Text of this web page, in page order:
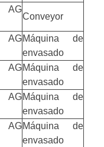
AG
Conveyor
AGMáquina de
envasado
AGMáquina de
envasado
AGMáquina de
envasado
AGMáquina de
envasado